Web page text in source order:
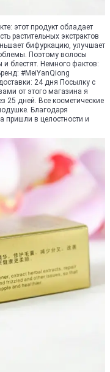
этот продукт обладает
растительных экстрактов
бифуркацию, улучшает
Поэтому волосы
блестят. Немного фактов:
#MeiYanQiong
24 дня Посылку с
от этого магазина я
25 дней. Все косметические
Благодаря
пришли в целостности и